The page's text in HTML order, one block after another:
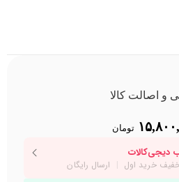
و اصالت کالا
تومان